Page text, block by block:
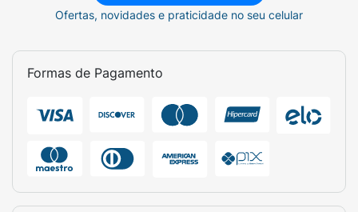
Ofertas, novidades e praticidade no seu celular
Formas de Pagamento